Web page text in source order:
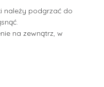
należy podgrzać do
na zewnątrz, w